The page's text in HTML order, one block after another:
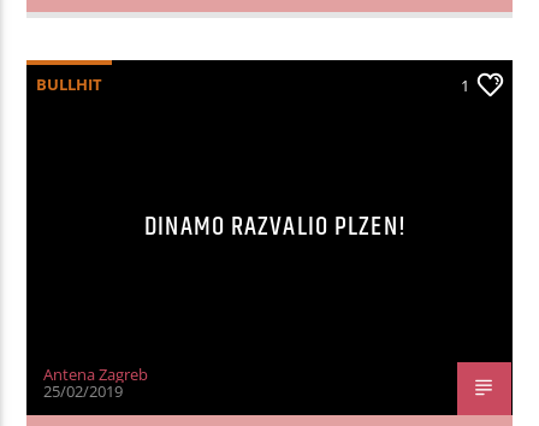
BULLHIT 1
DINAMO RAZVALIO PLZEN!
Antena Zagreb
25/02/2019